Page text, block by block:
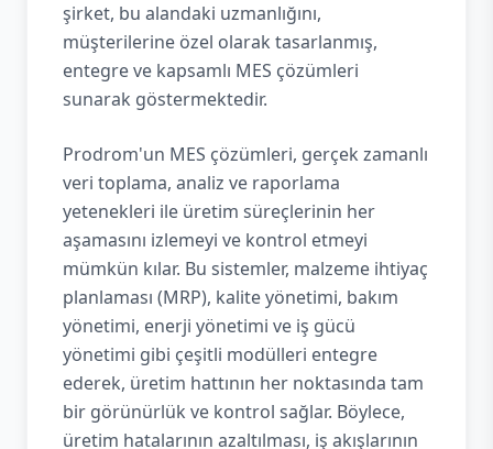
şirket, bu alandaki uzmanlığını,
müşterilerine özel olarak tasarlanmış,
entegre ve kapsamlı MES çözümleri
sunarak göstermektedir.
Prodrom'un MES çözümleri, gerçek zamanlı
veri toplama, analiz ve raporlama
yetenekleri ile üretim süreçlerinin her
aşamasını izlemeyi ve kontrol etmeyi
mümkün kılar. Bu sistemler, malzeme ihtiyaç
planlaması (MRP), kalite yönetimi, bakım
yönetimi, enerji yönetimi ve iş gücü
yönetimi gibi çeşitli modülleri entegre
ederek, üretim hattının her noktasında tam
bir görünürlük ve kontrol sağlar. Böylece,
üretim hatalarının azaltılması, iş akışlarının